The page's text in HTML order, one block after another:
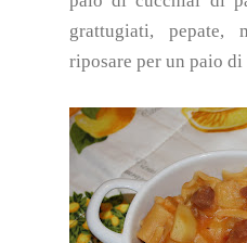
grattugiati, pepate,
riposare per un paio